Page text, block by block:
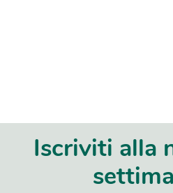
Iscriviti alla